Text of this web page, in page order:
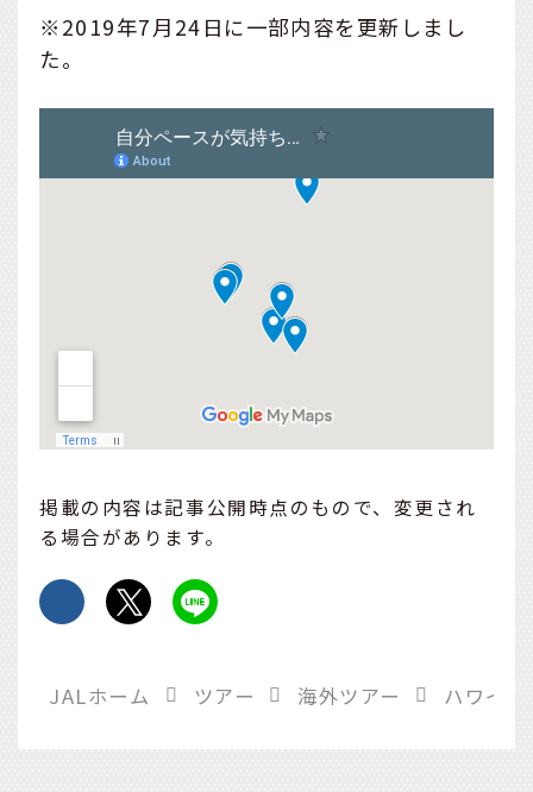
※2019年7月24日に一部内容を更新しまし
た。
掲載の内容は記事公開時点のもので、変更され
る場合があります。
JALホーム ツアー 海外ツアー ハワイ